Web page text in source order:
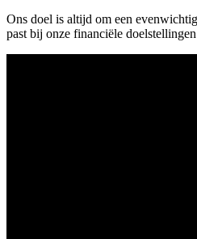
Ons doel is altijd om een
past bij onze financiële